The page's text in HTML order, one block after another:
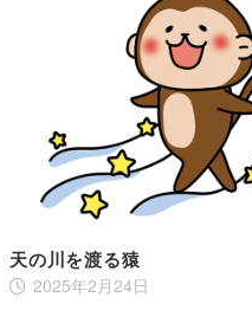
天の川を渡る猿
2025年2月24日